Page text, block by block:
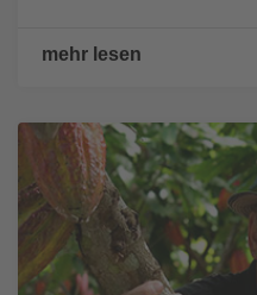
mehr lesen